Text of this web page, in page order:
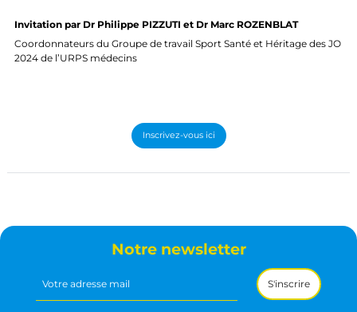
Invitation par Dr Philippe PIZZUTI et Dr Marc ROZENBLAT
Coordonnateurs du Groupe de travail Sport Santé et Héritage des JO
2024 de l’URPS médecins
Inscrivez-vous ici
Notre newsletter
mail